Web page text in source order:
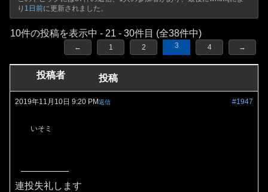
り 1日前に更新されました。
10件の投稿を表示中 - 21 - 30件目 (全38件中)
← 1 2 3 4 →
投稿者 投稿
2019年11月10日 9:20 PM #1947
返信
いそミ
連投失礼します